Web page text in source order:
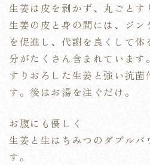
生姜は皮を剥かず、丸ごとす
生姜の皮と身の間には、ジン
を促進し、代謝を良くして
分がたくさん含まれています。
すりおろした生姜と強い抗菌
す。後はお湯を注ぐだけ。
お腹にも優しく
生姜と生はちみつのダブルパ
す。